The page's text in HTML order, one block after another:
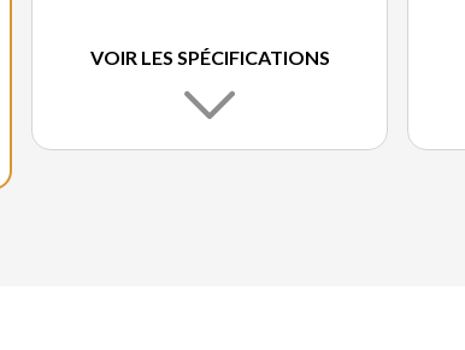
VOIR LES SPÉCIFICATIONS